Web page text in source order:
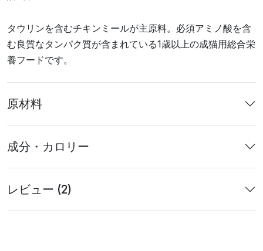
タウリンを含むチキンミールが主原料。必須アミノ酸を含
む良質なタンパク質が含まれている1歳以上の成猫用総合栄
養フードです。
原材料
成分・カロリー
レビュー (2)